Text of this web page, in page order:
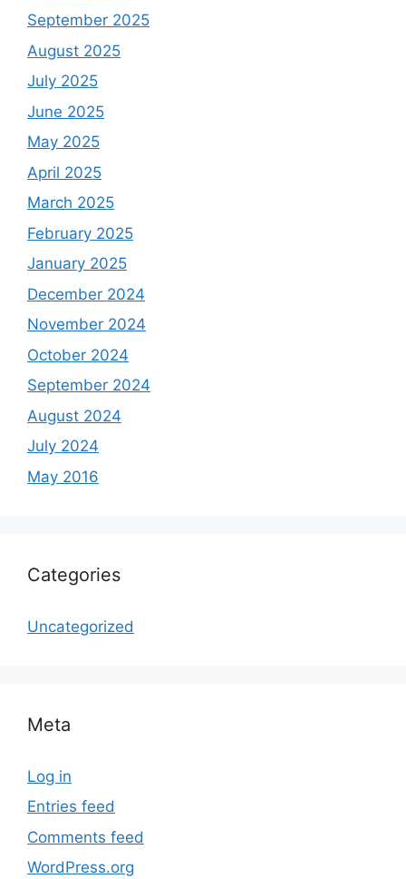
September 2025
August 2025
July 2025
June 2025
May 2025
April 2025
March 2025
February 2025
January 2025
December 2024
November 2024
October 2024
September 2024
August 2024
July 2024
May 2016
Categories
Uncategorized
Meta
Log in
Entries feed
Comments feed
WordPress.org